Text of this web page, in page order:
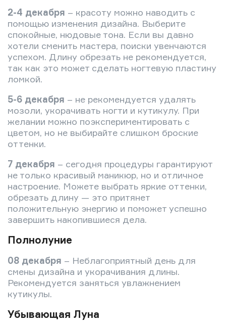
2-4 декабря – красоту можно наводить с
помощью изменения дизайна. Выберите
спокойные, нюдовые тона. Если вы давно
хотели сменить мастера, поиски увенчаются
успехом. Длину обрезать не рекомендуется,
так как это может сделать ногтевую пластину
ломкой.
5-6 декабря – не рекомендуется удалять
мозоли, укорачивать ногти и кутикулу. При
желании можно поэкспериментировать с
цветом, но не выбирайте слишком броские
оттенки.
7 декабря – сегодня процедуры гарантируют
не только красивый маникюр, но и отличное
настроение. Можете выбрать яркие оттенки,
обрезать длину — это притянет
положительную энергию и поможет успешно
завершить накопившиеся дела.
Полнолуние
08 декабря – Неблагоприятный день для
смены дизайна и укорачивания длины.
Рекомендуется заняться увлажнением
кутикулы.
Убывающая Луна